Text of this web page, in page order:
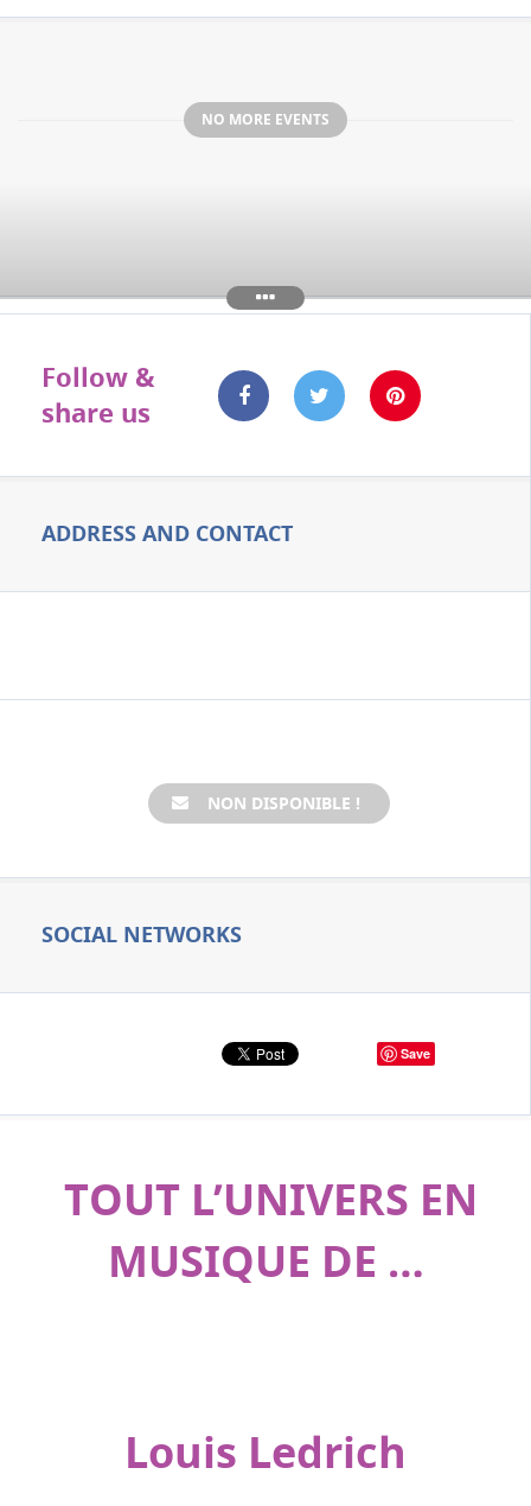
NO MORE EVENTS
Follow &
share us
ADDRESS AND CONTACT
NON DISPONIBLE !
SOCIAL NETWORKS
Save
TOUT L’UNIVERS EN
MUSIQUE DE …
Louis Ledrich